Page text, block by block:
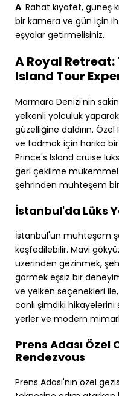
A: Rahat kıyafet, güneş
bir kamera ve gün için
eşyalar getirmelisiniz.
A Royal
Island Tour
Marmara Denizi'nin
yelkenli yolculuk
güzelliğine daldırın.
ve tadmak için harika
Prince's Island cruise
geri çekilme mükemmel
şehrinden muhteşem bir
İstanbul'da Lüks
İstanbul'un muhteşem
keşfedilebilir. Mavi
üzerinden gezinmek,
görmek eşsiz bir
ve yelken seçenekleri
canlı şimdiki hikayelerini
yerler ve modern
Prens Adası Özel
Rendezvous
Prens Adası'nın özel